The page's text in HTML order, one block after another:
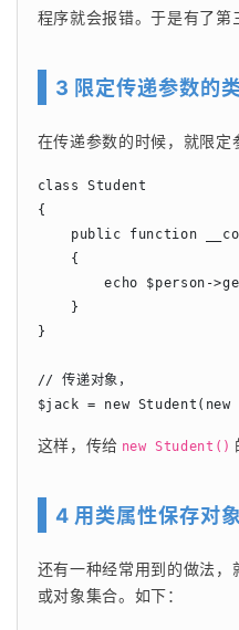
程序就会报错。于是有了第
3 限定传递参数的
在传递参数的时候，就限定
class Student
{
public function
    {
echo $person-
    }
}
// 传递对象，
$jack = new Student(new
这样，传给 new Student()
4 用类属性保存对象
还有一种经常用到的做法，
或对象集合。如下：